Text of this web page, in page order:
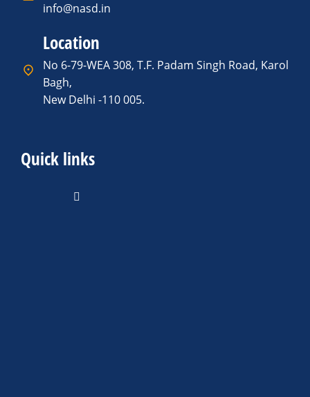
info@nasd.in
Location
No 6-79-WEA 308, T.F. Padam Singh Road, Karol
Bagh,
New Delhi -110 005.
Quick links